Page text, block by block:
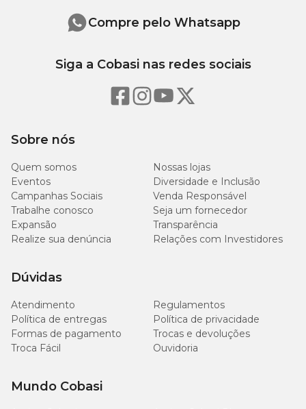
Extrato Etéreo (mín.)
Cálcio (mín.) 10g/kg
Fósforo (mín.)
Quantidade recomendada
Porte Quantidade
Pequeno Porte
Médio Porte 6 unidades
Grande Porte
Sobre nós
Quem somos
Nossas lojas
Eventos
Diversidade e Inclusão
Campanhas Sociais
Venda Responsável
Trabalhe conosco
Seja um fornecedor
Expansão
Transparência
Realize sua denúncia
Relações com Investidores
Dúvidas
Atendimento
Regulamentos
Política de entregas
Política de privacidade
Formas de pagamento
Trocas e devoluções
Troca Fácil
Ouvidoria
Mundo Cobasi
Compre pelo Whatsapp
Siga a Cobasi nas redes sociais